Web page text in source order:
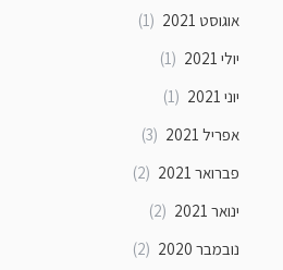
אוגוסט 2021
(1)
יולי 2021
(1)
יוני 2021
(1)
אפריל 2021
(3)
פברואר 2021
(2)
ינואר 2021
(2)
נובמבר 2020
(2)